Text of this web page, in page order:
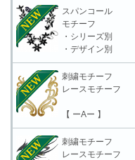
スパンコール
モチーフ
・シリーズ別
・デザイン別
刺繍モチーフ
レースモチーフ
【 ーAー 】
刺繍モチーフ
レースモチーフ